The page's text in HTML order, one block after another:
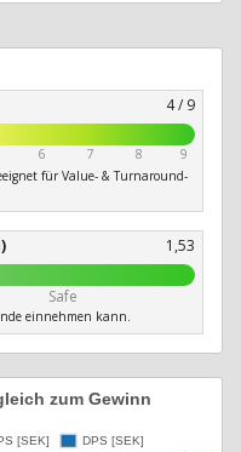
4 / 9
6 7 8
9
für Value- & Turnaround-
1,53
Safe
einnehmen kann.